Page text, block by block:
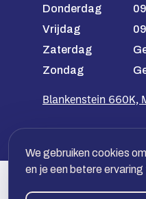
Donderdag
Vrijdag
Zaterdag
Zondag
Blankenstein 660K,
Veilig betalen
We gebruiken cookies
en je een betere ervaring